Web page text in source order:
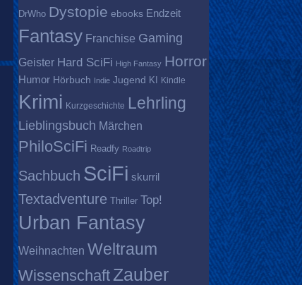
DrWho Dystopie ebooks Endzeit
Fantasy Franchise Gaming
Geister Hard SciFi High Fantasy Horror
Humor Hörbuch Indie Jugend KI Kindle
Krimi Kurzgeschichte Lehrling
Lieblingsbuch Märchen
PhiloSciFi Readfy Roadtrip
Sachbuch SciFi skurril
Textadventure Thriller Top!
Urban Fantasy
Weihnachten Weltraum
Wissenschaft Zauber